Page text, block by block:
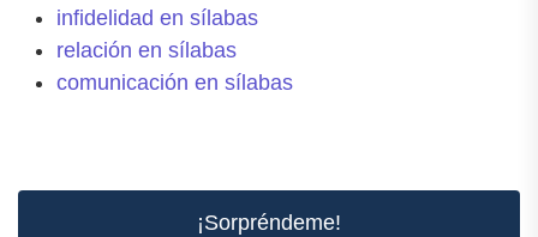
infidelidad en sílabas
relación en sílabas
comunicación en sílabas
¡Sorpréndeme!